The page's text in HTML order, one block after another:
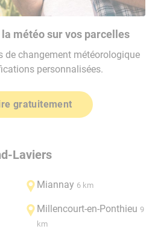
météo sur vos parcelles
de changement météorologique
personnalisées.
gratuitement
Laviers
Miannay 6 km
Millencourt-en-Ponthieu 9
km